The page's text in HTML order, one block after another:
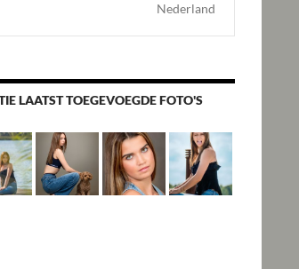
Nederland
LAATST TOEGEVOEGDE FOTO'S